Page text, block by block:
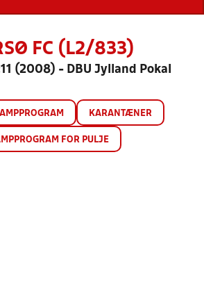
FC (L2/833)
(2008) - DBU Jylland Pokal
KARANTÆNER
FOR PULJE